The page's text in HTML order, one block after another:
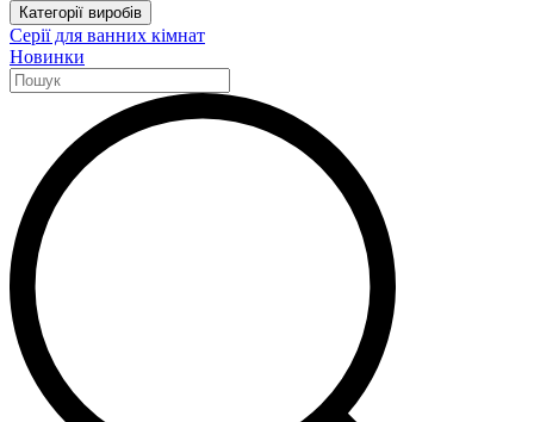
Категорії виробів
Серії для ванних кімнат
Новинки